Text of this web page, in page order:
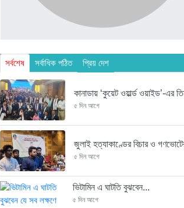
সর্বশেষ সর্বাধিক পঠিত প্রিয় দেশ
কানাডায় ‘কুয়েট ওয়ার্ল্ড ওয়াইড’-এর
৫ দিন আগে
জুলাই হত্যাকাণ্ডের বিচার ও
৫ দিন আগে
ভিটামিন এ ঘাটতি বুঝবেন...
৫ দিন আগে